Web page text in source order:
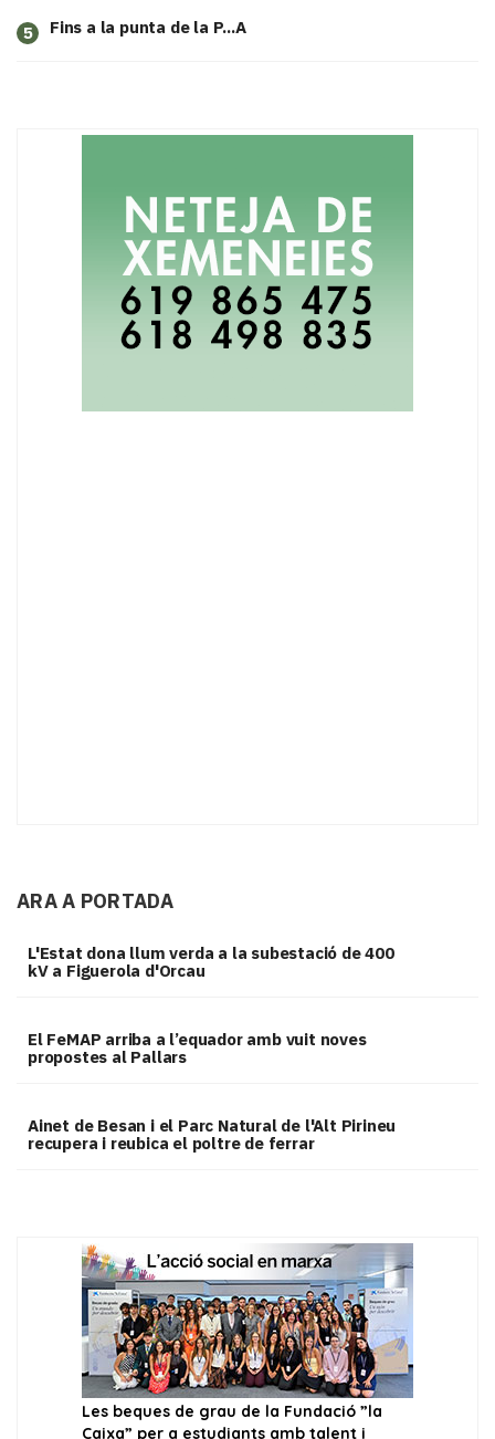
5 Fins a la punta de la P...A
ARA A PORTADA
L'Estat dona llum verda a la subestació de 400
kV a Figuerola d'Orcau
El FeMAP arriba a l’equador amb vuit noves
propostes al Pallars
Ainet de Besan i el Parc Natural de l'Alt Pirineu
recupera i reubica el poltre de ferrar